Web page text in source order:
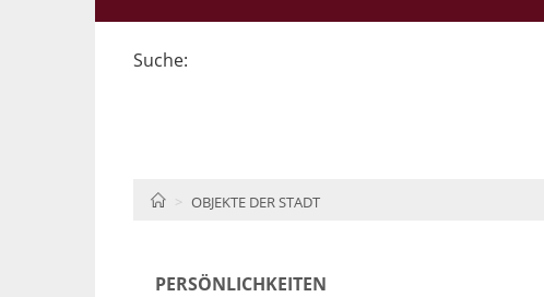
Suche:
HOMEOBJEKTE DER STADT
PERSÖNLICHKEITEN